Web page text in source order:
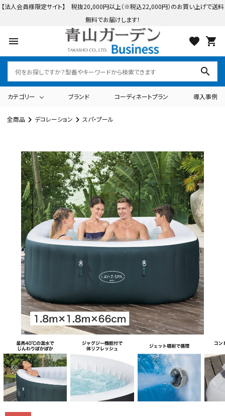
【法人会員様限定サイト】 税抜20,000円以上（※税込22,000円）のお買い上げで送料
無料でお届けします！
menu favorite shopping_cart
search
カテゴリー
テーブル・チェアー・パラソル ライト・イルミネーション
デッキ・タイル・人工芝 レイズドベッドプランター
ブランド コーディネートプラン 導入事例
ログイン 会員登録
カテゴリーから探す
ブランドから探す
ご利用ガイド
よくある質問
お問い合わせ
特定商取引法について
プライバシーポリシー
会社概要
全商品 デコレーション スパ・プール